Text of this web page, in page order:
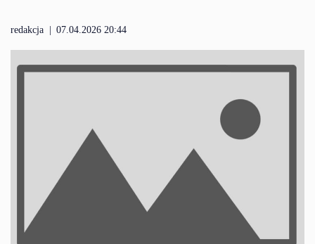
redakcja | 07.04.2026 20:44